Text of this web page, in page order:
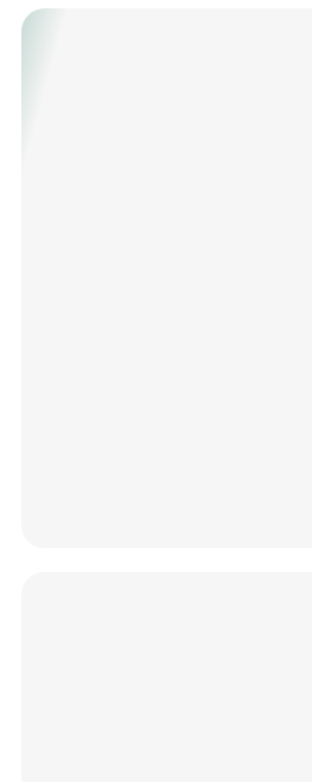
взаимодействия с